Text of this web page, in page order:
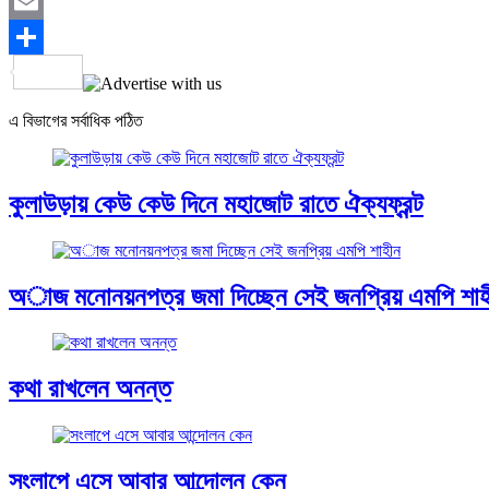
Email
Share
এ বিভাগের সর্বাধিক পঠিত
কুলাউড়ায় কেউ কেউ দিনে মহাজোট রাতে ঐক্যফ্রন্ট
অাজ মনোনয়নপত্র জমা দিচ্ছেন সেই জনপ্রিয় এমপি
কথা রাখলেন অনন্ত
সংলাপে এসে আবার আন্দোলন কেন